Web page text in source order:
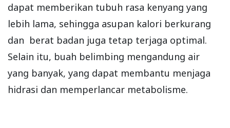
dapat memberikan tubuh rasa kenyang yang
lebih lama, sehingga asupan kalori berkurang
dan berat badan juga tetap terjaga optimal.
Selain itu, buah belimbing mengandung air
yang banyak, yang dapat membantu menjaga
hidrasi dan memperlancar metabolisme.